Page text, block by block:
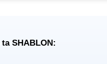
taSHABLON: